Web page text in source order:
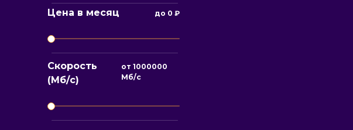
Цена в месяц до 0 ₽
Скорость
(Мб/с)
от1000000
Мб/с